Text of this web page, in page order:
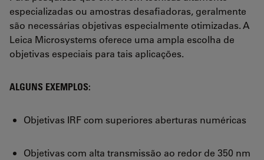
especializadas ou amostras desafiadoras, geralmente
são necessárias objetivas especialmente otimizadas. A
Leica Microsystems oferece uma ampla escolha de
objetivas especiais para tais aplicações.
ALGUNS EXEMPLOS:
Objetivas IRF com superiores aberturas numéricas
Objetivas com alta transmissão ao redor de 350 nm